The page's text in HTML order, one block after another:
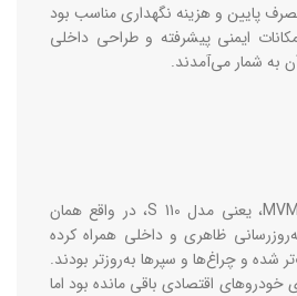
پایین و هزینه نگهداری مناسب بود
ایمنی پیشرفته و طراحی داخلی
به شمار می‌آمدند.
نسخه‌ی ارتقایافته‌ MVM 110، یعنی مدل 110 S، در واقع همان
ظاهری و داخلی همراه کرده
شده و چراغ‌ها و سپرها به‌روزتر بودند.
اقتصادی باقی مانده بود اما